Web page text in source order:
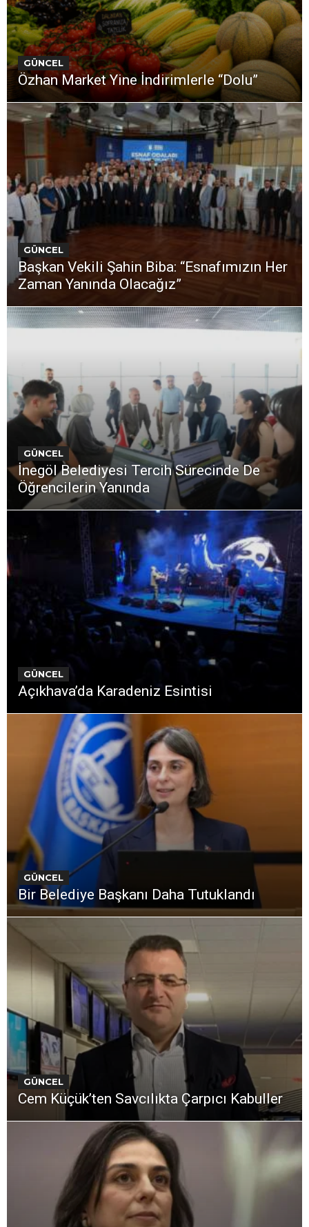
GÜNCEL
Özhan Market Yine İndirimlerle “Dolu”
GÜNCEL
Başkan Vekili Şahin Biba: “Esnafımızın Her
Zaman Yanında Olacağız”
GÜNCEL
İnegöl Belediyesi Tercih Sürecinde De
Öğrencilerin Yanında
GÜNCEL
Açıkhava’da Karadeniz Esintisi
GÜNCEL
Bir Belediye Başkanı Daha Tutuklandı
GÜNCEL
Cem Küçük’ten Savcılıkta Çarpıcı Kabuller